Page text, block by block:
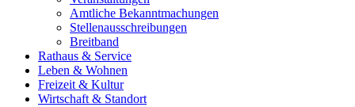
Amtliche Bekanntmachungen
Stellenausschreibungen
Breitband
Rathaus & Service
Leben & Wohnen
Freizeit & Kultur
Wirtschaft & Standort